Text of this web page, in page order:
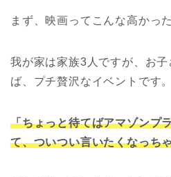
まず、映画ってこんな高かっ
我が家は家族3人ですが、お
ば、プチ贅沢なイベントです。
「ちょっと待てばアマゾンプ
て、ついつい言いたくなっち